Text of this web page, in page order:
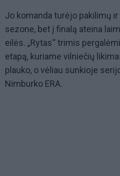
Jo komanda turėjo pakilimų
sezone, bet į finalą ateina
eilės. „Rytas“ trimis
etapą, kuriame vilniečių
plauko, o vėliau sunkioje
Nimburko ERA.